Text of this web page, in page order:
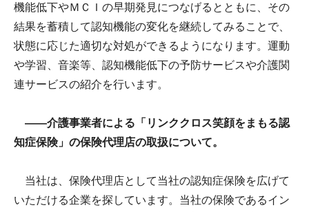
機能低下やＭＣＩの早期発見につなげるとともに、その
結果を蓄積して認知機能の変化を継続してみることで、
状態に応じた適切な対処ができるようになります。運動
や学習、音楽等、認知機能低下の予防サービスや介護関
連サービスの紹介を行います。
――介護事業者による「リンククロス笑顔をまもる認
知症保険」の保険代理店の取扱について。
当社は、保険代理店として当社の認知症保険を広げて
いただける企業を探しています。当社の保険であるイン